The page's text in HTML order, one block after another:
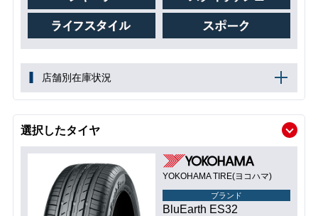
店舗別在庫状況
選択したタイヤ
YOKOHAMA TIRE(ヨコハマ)
ブランド
BluEarth ES32